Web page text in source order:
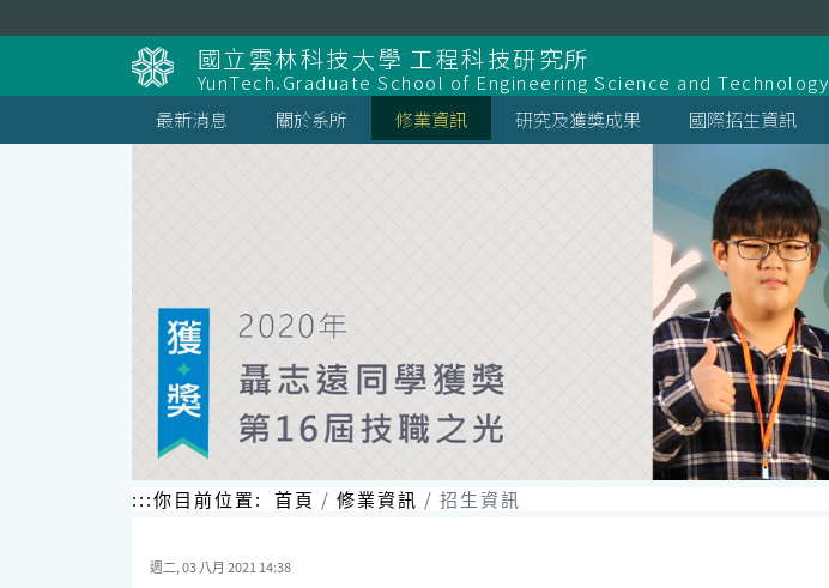
到
國立雲林科技大學 工程科技研究所
YunTech.Graduate School of Engineering Science and Technology
最新消息
關於系所 修業資訊 研究及獲獎成果 國際招生資訊
:::你目前位置: 首頁 修業資訊 招生資訊
週二, 03 八月 2021 14:38